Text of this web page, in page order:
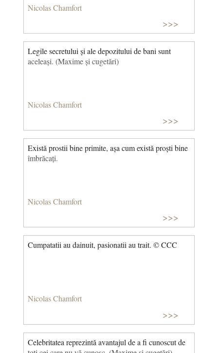
Nicolas Chamfort
>>>
Legile secretului și ale depozitului de bani sunt
aceleași. (Maxime și cugetări)
Nicolas Chamfort
>>>
Există prostii bine primite, așa cum există proști bine
îmbrăcați.
Nicolas Chamfort
>>>
Cumpatatii au dainuit, pasionatii au trait. © CCC
Nicolas Chamfort
>>>
Celebritatea reprezintă avantajul de a fi cunoscut de